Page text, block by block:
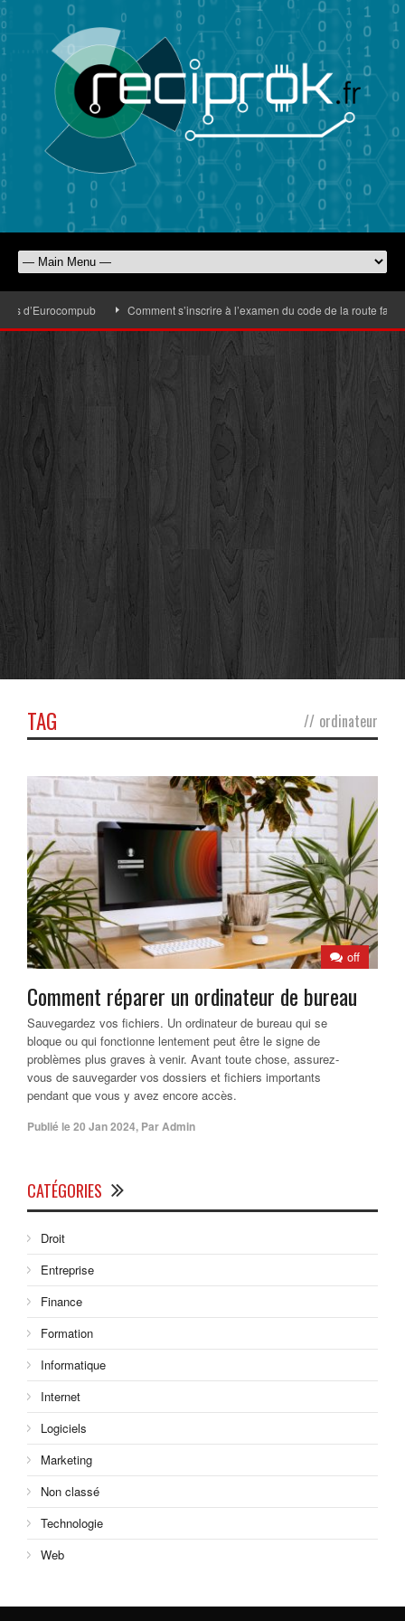
d’Eurocompub Comment s’inscrire à l’examen du code de la route
TAG // ordinateur
off
Comment réparer un ordinateur de bureau
Sauvegardez vos fichiers. Un ordinateur de bureau qui se
bloque ou qui fonctionne lentement peut être le signe de
problèmes plus graves à venir. Avant toute chose, assurez-
vous de sauvegarder vos dossiers et fichiers importants
pendant que vous y avez encore accès.
Publié le20 Jan 2024, ParAdmin
CATÉGORIES
Droit
Entreprise
Finance
Formation
Informatique
Internet
Logiciels
Marketing
Non classé
Technologie
Web